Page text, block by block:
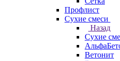
Профлист
Сухие смеси
Назад
Сухие
Ветонит